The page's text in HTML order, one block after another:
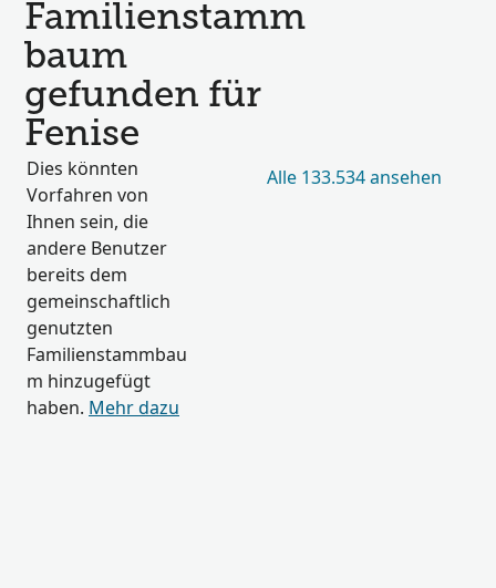
Familienstamm
baum
gefunden für
Fenise
Dies könnten
Vorfahren von
Ihnen sein, die
andere Benutzer
bereits dem
gemeinschaftlich
genutzten
Familienstammbau
m hinzugefügt
haben. Mehr dazu
Alle 133.534 ansehen